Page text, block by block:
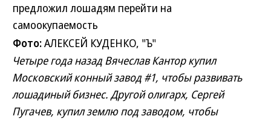
предложил лошадям перейти на
самоокупаемость
Фото:АЛЕКСЕЙ КУДЕНКО, "Ъ"
Четыре года назад Вячеслав Кантор купил
Московский конный завод #1, чтобы развивать
лошадиный бизнес. Другой олигарх, Сергей
Пугачев, купил землю под заводом, чтобы